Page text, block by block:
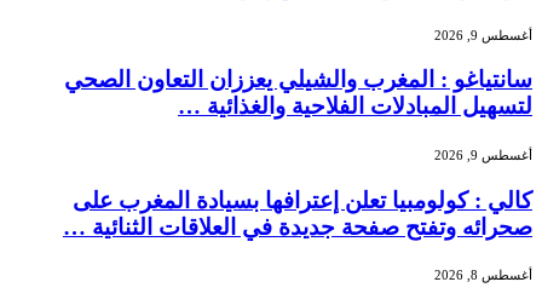
أغسطس 9, 2026
سانتياغو : المغرب والشيلي يعززان التعاون الصحي
لتسهيل المبادلات الفلاحية والغذائية …
أغسطس 9, 2026
كالي : كولومبيا تعلن إعترافها بسيادة المغرب على
صحرائه وتفتح صفحة جديدة في العلاقات الثنائية …
أغسطس 8, 2026